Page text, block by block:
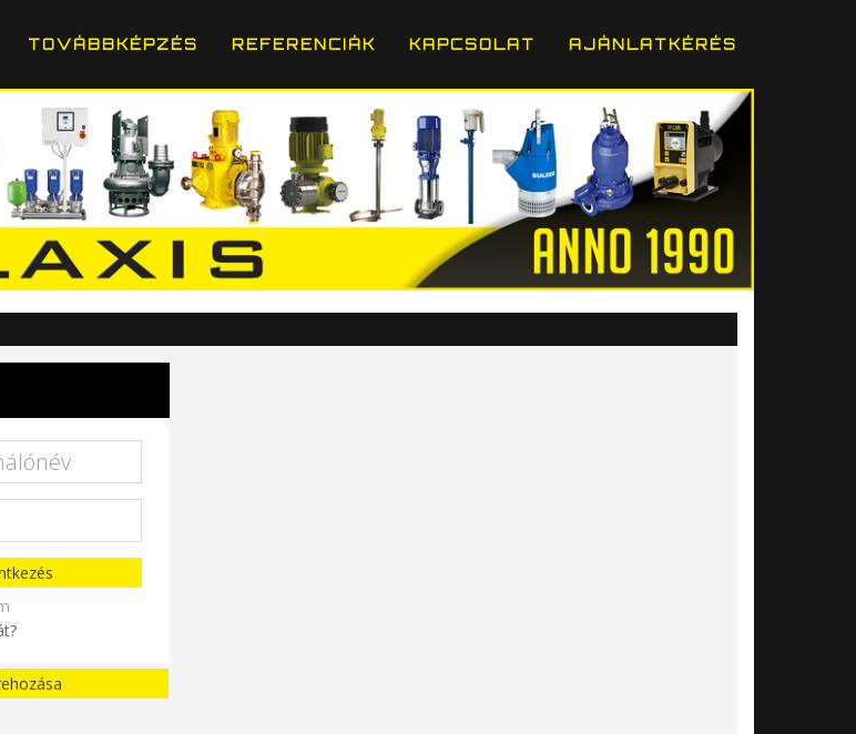
TOVÁBBKÉPZÉS REFERENCIÁK KAPCSOLAT AJÁNLATKÉRÉS